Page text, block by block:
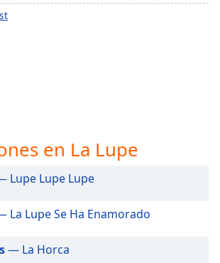
en La Lupe
Lupe Lupe Lupe
La Lupe Se Ha Enamorado
— La Horca